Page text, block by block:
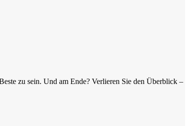
zu sein. Und am Ende? Verlieren Sie den Überblick –